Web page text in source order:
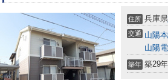
住所 兵庫県
交通 山陽
山陽
築年 築29年